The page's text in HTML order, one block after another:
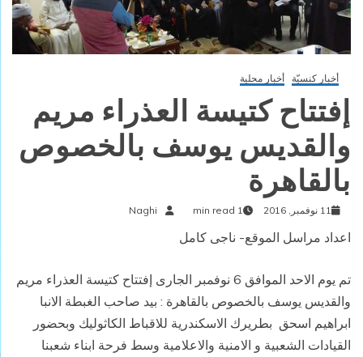
أخبار كنسيّة أخبار محلية
إفتتاح كتيسة العذراء مريم
والقديس يوسف بالخصوص
بالقاهرة
11 نوفمبر, 2016 1 min read
Naghi
اعداد مراسل الموقع- ناجى كامل
تم يوم الاحد الموافق 6 نوفمبر الجارى إفتتاح كتيسة العذراء مريم
والقديس يوسف بالخصوص بالقاهرة : بيد صاحب الغبطة الانبا
ابراهيم اسحق بطريرك الاسكندرية للاقباط الكاثوليك وبحضور
القيادات الشعبية و الامنية والاعلامية وسط فرحة ابناء شعبنا